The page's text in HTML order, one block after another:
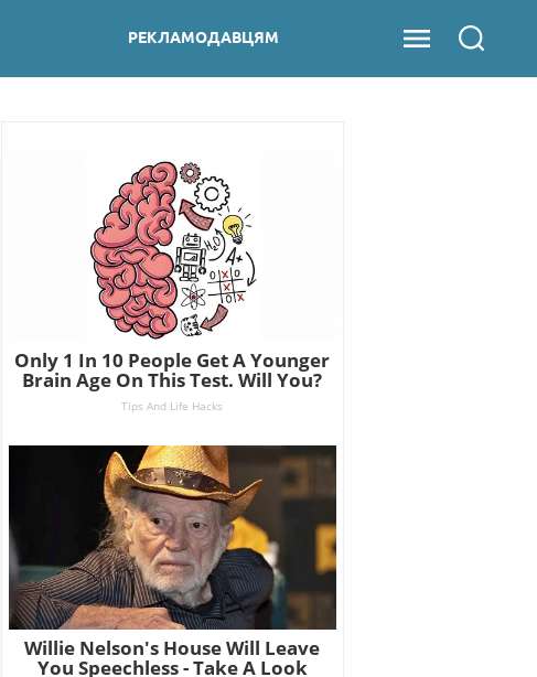
РЕКЛАМОДАВЦЯМ